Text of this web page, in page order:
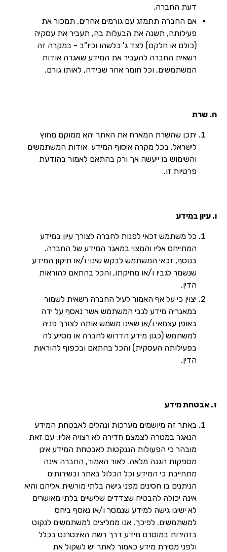
דעת החברה.
אם החברה תתמזג עם גורמים אחרים, תמכור את
פעילותה, תשנה את הבעלות בה, תעביר את עסקיה
(כולם או חלקם) לצד ג' כלשהו וכיו"ב - במקרה זה
רשאית החברה להעביר את המידע שאגרה אודות
המשתמשים, וכל חומר אחר שבידה, לאותו גורם.
ה. שרת
יתכן שהשרת המארח את האתר יהא ממוקם מחוץ
לישראל. בכל מקרה איסוף המידע אודות המשתמשים
והשימוש בו ייעשה אך ורק בהתאם לאמור בהודעת
פרטיות זו.
ו. עיון במידע
כל משתמש זכאי לפנות לחברה לצורך עיון במידע
המתייחס אליו והמצוי במאגר המידע של החברה.
בנוסף, זכאי המשתמש לבקש שינוי ו/או תיקון המידע
שנשמר לגביו ו/או מחיקתו, והכל בהתאם להוראות
הדין.
יצוין כי על אף האמור לעיל החברה רשאית לשמור
במאגריה מידע לגבי המשתמש אשר נאסף על ידה
באופן עצמאי ו/או שאינו משמש אותה לצורך פניה
למשתמש (כגון מידע הדרוש לחברה או מסייע לה
בפעילותה העסקית) והכל בהתאם ובכפוף להוראות
הדין.
ז. אבטחת מידע
באתר זה מיושמים מערכות ונהלים לאבטחת המידע
הנאגר במטרה לצמצם חדירה לא רצויה אליו. עם זאת
מובהר כי הפעולות הננקטות לאבטחת המידע אינן
מספקות הגנה מלאה. לאור האמור, החברה אינה
מתחייבת כי המידע וכל הכלול באתר ובשירותים
הניתנים בו חסינים מפני גישה בלתי מורשית אליהם והיא
אינה יכולה להבטיח שצדדים שלישיים בלתי מאושרים
לא ישיגו גישה למידע שנמסר ו/או נאסף ביחס
למשתמשים. לפיכך, אנו ממליצים למשתמשים לנקוט
בזהירות במוסרם מידע דרך רשת האינטרנט בכלל
ולפני מסירת מידע כאמור לאתר יש לשקול את